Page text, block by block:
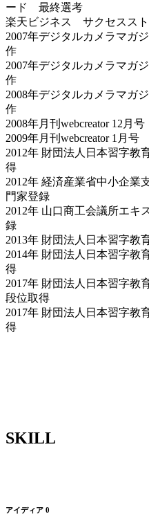
ード 最終選考
楽天ビジネス サクセスス
2007年デジタルカメラマ
作
2007年デジタルカメラマ
作
2008年デジタルカメラマ
作
2008年月刊webcreator 12月
2009年月刊webcreator 1月号
2012年 財団法人日本習字教
得
2012年 経済産業省中小企業
門家登録
2012年 山口商工会議所エキ
録
2013年 財団法人日本習字教
2014年 財団法人日本習字教
得
2017年 財団法人日本習字教
段位取得
2017年 財団法人日本習字教
得
SKILL
アイディア 0